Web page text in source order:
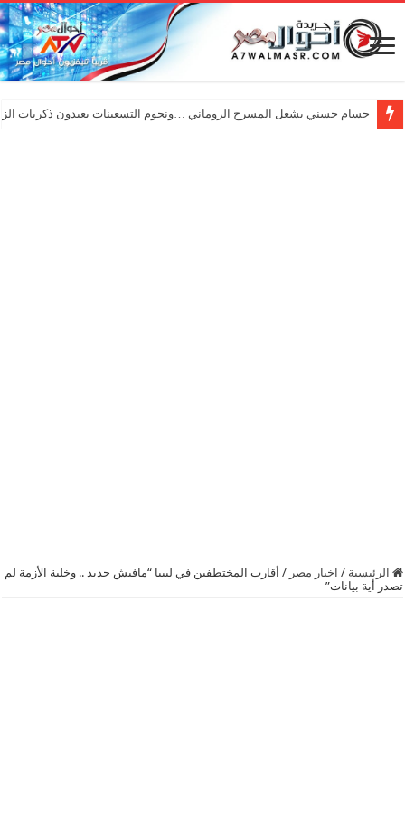
حسام حسني يشعل المسرح الروماني …ونجوم التسعينات يعيدون ذكريات
الرئيسية / اخبار مصر / أقارب المختطفين في ليبيا “مافيش جديد .. وخلية الأزمة لم
تصدر أية بيانات”